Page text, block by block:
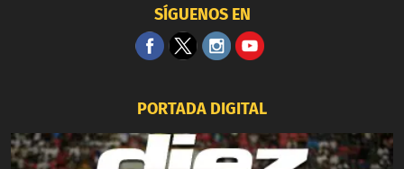
SÍGUENOS EN
PORTADA DIGITAL